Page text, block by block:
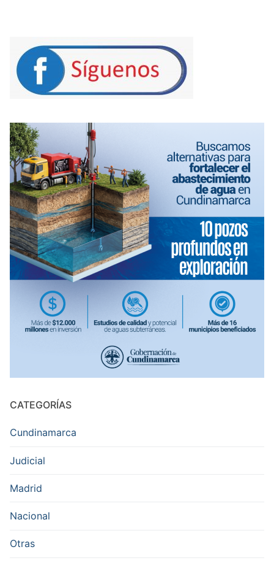
CATEGORÍAS
Cundinamarca
Judicial
Madrid
Nacional
Otras